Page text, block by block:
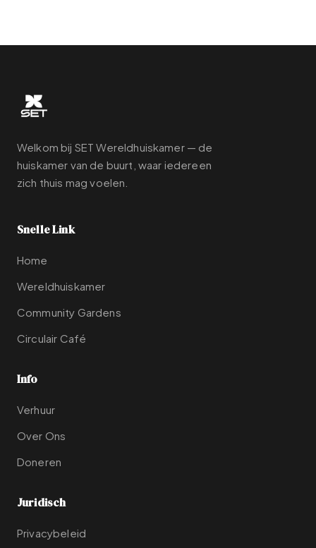
Welkom bij SET Wereldhuiskamer — de
huiskamer van de buurt, waar iedereen
zich thuis mag voelen.
Snelle Link
Home
Wereldhuiskamer
Community Gardens
Circulair Café
Info
Verhuur
Over Ons
Doneren
Juridisch
Privacybeleid